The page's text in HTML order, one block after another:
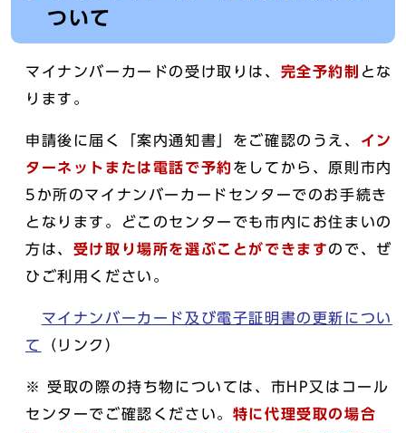
ついて
マイナンバーカードの受け取りは、 完全予約制 とな
ります。
申請後に届く「案内通知書」をご確認のうえ、 イン
ターネットまたは電話で予約をしてから、原則市内
5か所のマイナンバーカードセンターでのお手続き
となります。どこのセンターでも市内にお住まいの
方は、 受け取り場所を選ぶことができますので、ぜ
ひご利用ください。
マイナンバーカード及び電子証明書の更新につい
て
（リンク）
※ 受取の際の持ち物については、市HP又はコール
センターでご確認ください。 特に代理受取の場合